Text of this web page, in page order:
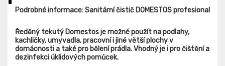
Podrobné informace: Sanitární čistič DOMESTOS profesional
Ředěný tekutý Domestos je možné použít na podlahy,
kachličky, umyvadla, pracovní i jiné větší plochy v
domácnosti a také pro bělení prádla. Vhodný je i pro čištění a
dezinfekci úklidových pomůcek.